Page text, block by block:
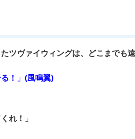
ツヴァイウィングは、どこまでも
！」(風鳴翼)
れ！」